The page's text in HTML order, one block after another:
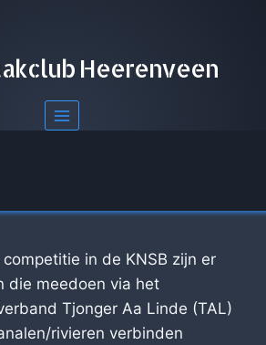
Heerenveen
in de KNSB zijn er
die meedoen via het
Tjonger Aa Linde (TAL)
rivieren verbinden